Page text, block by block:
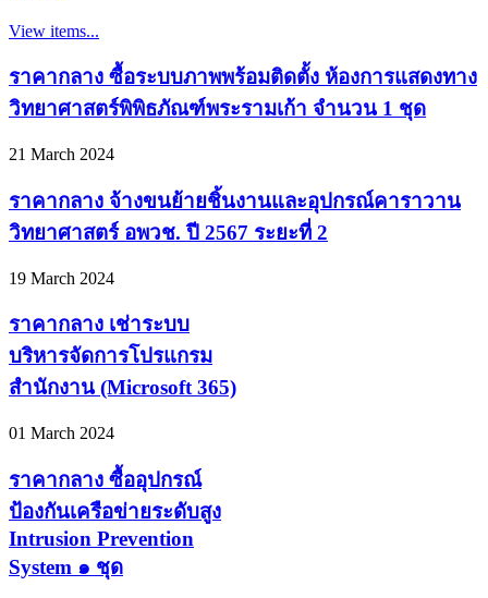
View items...
ราคากลาง ซื้อระบบภาพพร้อมติดตั้ง ห้องการแสดงทาง
วิทยาศาสตร์พิพิธภัณฑ์พระรามเก้า จำนวน 1 ชุด
21 March 2024
ราคากลาง จ้างขนย้ายชิ้นงานและอุปกรณ์คาราวาน
วิทยาศาสตร์ อพวช. ปี 2567 ระยะที่ 2
19 March 2024
ราคากลาง เช่าระบบ
บริหารจัดการโปรแกรม
สำนักงาน (Microsoft 365)
01 March 2024
ราคากลาง ซื้ออุปกรณ์
ป้องกันเครือข่ายระดับสูง
Intrusion Prevention
System ๑ ชุด